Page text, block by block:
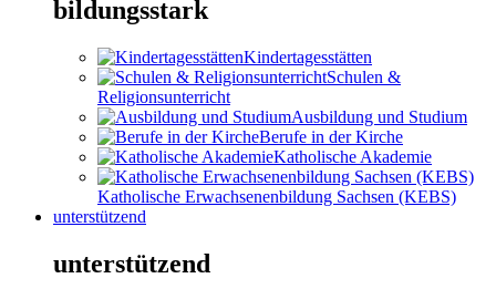
bildungsstark
Kindertagesstätten
Schulen &
Religionsunterricht
Ausbildung und Studium
Berufe in der Kirche
Katholische Akademie
Katholische Erwachsenenbildung Sachsen (KEBS)
unterstützend
unterstützend